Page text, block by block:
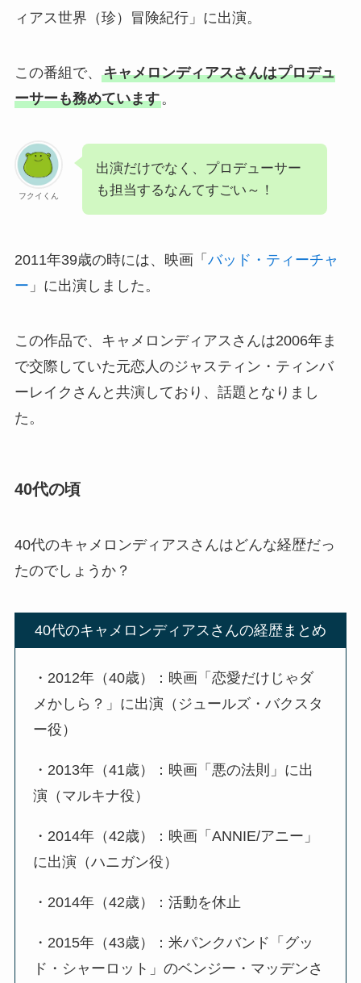
ィアス世界（珍）冒険紀行」に出演。
この番組で、 キャメロンディアスさんはプロデュ
ーサーも務めています。
フクイくん
出演だけでなく、プロデューサー
も担当するなんてすごい～！
2011年39歳の時には、映画「 バッド・ティーチャ
ー 」に出演しました。
この作品で、キャメロンディアスさんは2006年ま
で交際していた元恋人のジャスティン・ティンバ
ーレイクさんと共演しており、話題となりまし
た。
40代の頃
40代のキャメロンディアスさんはどんな経歴だっ
たのでしょうか？
40代のキャメロンディアスさんの経歴まとめ
・2012年（40歳）：映画「恋愛だけじゃダ
メかしら？」に出演（ジュールズ・バクスタ
ー役）
・2013年（41歳）：映画「悪の法則」に出
演（マルキナ役）
・2014年（42歳）：映画「ANNIE/アニー」
に出演（ハニガン役）
・2014年（42歳）：活動を休止
・2015年（43歳）：米パンクバンド「グッ
ド・シャーロット」のベンジー・マッデンさ